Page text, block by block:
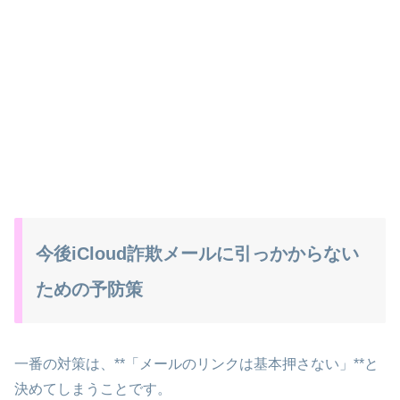
今後iCloud詐欺メールに引っかからない
ための予防策
一番の対策は、**「メールのリンクは基本押さない」**と
決めてしまうことです。